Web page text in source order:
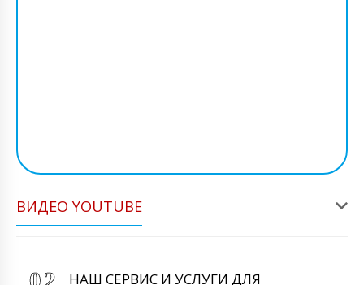
ВИДЕО YOUTUBE
НАШ СЕРВИС И УСЛУГИ ДЛЯ